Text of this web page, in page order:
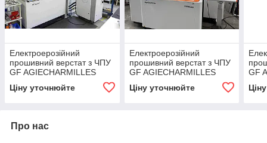
Електроерозійний
прошивний верстат з ЧПУ
GF AGIECHARMILLES
Ціну уточнюйте
Електроерозійний
прошивний верстат з ЧПУ
GF AGIECHARMILLES
Ціну уточнюйте
GF
Про нас